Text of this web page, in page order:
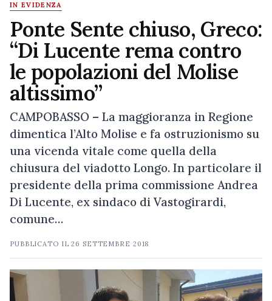
IN EVIDENZA
Ponte Sente chiuso, Greco:
“Di Lucente rema contro
le popolazioni del Molise
altissimo”
CAMPOBASSO – La maggioranza in Regione
dimentica l’Alto Molise e fa ostruzionismo su
una vicenda vitale come quella della
chiusura del viadotto Longo. In particolare il
presidente della prima commissione Andrea
Di Lucente, ex sindaco di Vastogirardi,
comune…
PUBBLICATO IL26 SETTEMBRE 2018